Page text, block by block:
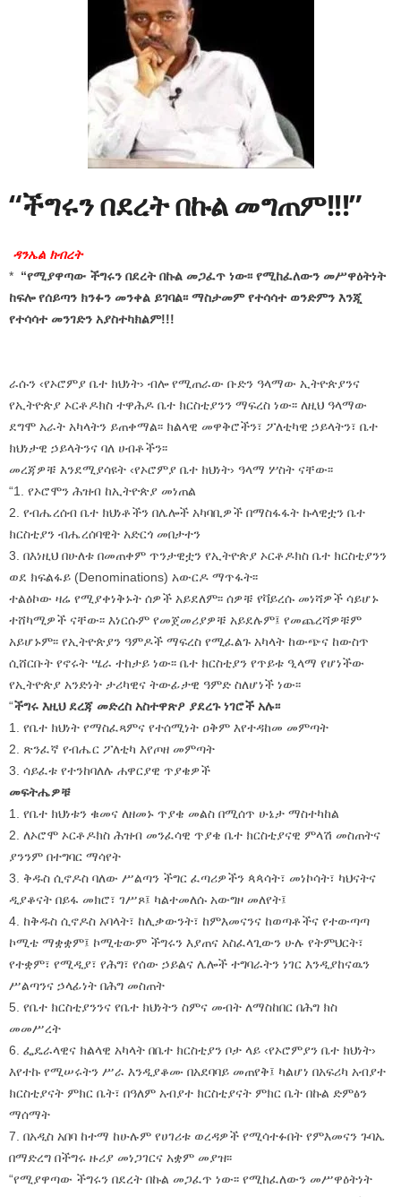
“ችግሩን በደረት በኩል መግጠም!!!”
ዳንኤል ክብረት
* “የሚያዋጣው ችግሩን በደረት በኩል መጋፈጥ ነው፡፡ የሚከፈለውን መሥዋዕትነት
ከፍሎ የሰይጣን ክንፉን መንቀል ይገባል፡፡ ማስታመም የተሳሳተ ወንድምን እንጂ
የተሳሳተ መንገድን አያስተካክልም!!!
ራሱን ‹የኦሮምያ ቤተ ክህነት› ብሎ የሚጠራው ቡድን ዓላማው ኢትዮጵያንና
የኢትዮጵያ ኦርቶዶክስ ተዋሕዶ ቤተ ክርስቲያንን ማፍረስ ነው፡፡ ለዚህ ዓላማው
ደግሞ አራት አካላትን ይጠቀማል፡፡ ክልላዊ መዋቅሮችን፣ ፖለቲካዊ ኃይላትን፣ ቤተ
ክህነታዊ ኃይላትንና ባለ ሀብቶችን፡፡
መረጃዎቹ እንደሚያሳዩት ‹የኦሮምያ ቤተ ክህነት› ዓላማ ሦስት ናቸው፡፡
“1. የኦሮሞን ሕዝብ ከኢትዮጵያ መነጠል
2. የብሔረሰብ ቤተ ክህነቶችን በሌሎች አካባቢዎች በማስፋፋት ኩላዊቷን ቤተ
ክርስቲያን ብሔረሰባዊት አድርጎ መበታተን
3. በእነዚህ በሁለቱ በመጠቀም ጥንታዊቷን የኢትዮጵያ ኦርቶዶክስ ቤተ ክርስቲያንን
ወደ ክፍልፋይ (Denominations) አውርዶ ማጥፋት፡፡
ተልዕኮው ዛሬ የሚያቀነቅኑት ሰዎች አይደለም፡፡ ሰዎቹ የቫይረሱ መነሻዎች ሳይሆኑ
ተሸካሚዎች ናቸው፡፡ እነርሱም የመጀመሪያዎቹ አይደሉም፤ የመጨረሻዎቹም
አይሆኑም፡፡ የኢትዮጵያን ዓምዶች ማፍረስ የሚፈልጉ አካላት ከውጭና ከውስጥ
ሲሸርቡት የኖሩት ሤራ ተከታይ ነው፡፡ ቤተ ክርስቲያን የጥይቱ ዒላማ የሆነችው
የኢትዮጵያ አንድነት ታሪካዊና ትውፊታዊ ዓምድ ስለሆነች ነው፡፡
“ችግሩ እዚህ ደረጃ መድረስ አስተዋጽዖ ያደረጉ ነገሮች አሉ፡፡
1. የቤተ ክህነት የማስፈጻምና የተሰሚነት ዐቅም እየተዳከመ መምጣት
2. ጽንፈኛ የብሔር ፖለቲካ እየጦዘ መምጣት
3. ሳይፈቱ የተንከባለሉ ሐዋርያዊ ጥያቄዎች
መፍትሔዎቹ
1. የቤተ ክህነቱን ቁመና ለዘመኑ ጥያቄ መልስ በሚሰጥ ሁኔታ ማስተካከል
2. ለኦሮሞ ኦርቶዶክስ ሕዝብ መንፈሳዊ ጥያቄ ቤተ ክርስቲያናዊ ምላሽ መስጠትና
ያንንም በተግባር ማሳየት
3. ቅዱስ ሲኖዶስ ባለው ሥልጣን ችግር ፈጣሪዎችን ጳጳሳት፣ መነኮሳት፣ ካህናትና
ዲያቆናት በይፋ መክሮ፣ ገሥጾ፤ ካልተመለሱ አውግዞ መለየት፤
4. ከቅዱስ ሲኖዶስ አባላት፣ ከሊቃውንት፣ ከምእመናንና ከወጣቶችና የተውጣጣ
ኮሚቴ ማቋቋም፤ ኮሚቴውም ችግሩን እያጠና አስፈላጊውን ሁሉ የትምህርት፣
የተቋም፣ የሚዲያ፣ የሕግ፣ የሰው ኃይልና ሌሎች ተግባራትን ነገር እንዲያከናዉን
ሥልጣንና ኃላፊነት በሕግ መስጠት
5. የቤተ ክርስቲያንንና የቤተ ክህነትን ስምና መብት ለማስከበር በሕግ ክስ
መመሥረት
6. ፌዴራላዊና ክልላዊ አካላት በቤተ ክርስቲያን ቦታ ላይ ‹የኦሮምያን ቤተ ክህነት›
እየተኩ የሚሠሩትን ሥራ እንዲያቆሙ በአደባባይ መጠየቅ፤ ካልሆነ በአፍሪካ አብያተ
ክርስቲያናት ምክር ቤት፣ በዓለም አብያተ ክርስቲያናት ምክር ቤት በኩል ድምፅን
ማሰማት
7. በአዲስ አበባ ከተማ ከሁሉም የሀገሪቱ ወረዳዎች የሚሳተፉበት የምእመናን ጉባኤ
በማድረግ በችግሩ ዙሪያ መነጋገርና አቋም መያዝ፡፡
“የሚያዋጣው ችግሩን በደረት በኩል መጋፈጥ ነው፡፡ የሚከፈለውን መሥዋዕትነት